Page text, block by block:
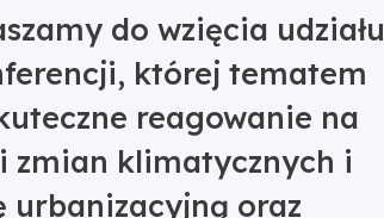
do wzięcia udziału
której tematem
reagowanie na
zmian klimatycznych i
urbanizacyjną oraz